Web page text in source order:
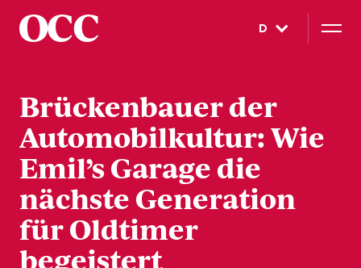
D
Brückenbauer der
Automobilkultur: Wie
Emil’s Garage die
nächste Generation
für Oldtimer
begeistert